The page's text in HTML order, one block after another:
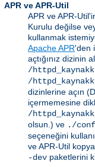
APR ve APR-Util
APR ve APR-
Kurulu değilse
kullanmak
Apache APR'den
açtığınız dizinin
/
/
dizinlerine açın
içermemesine
/
olsun.) ve ./
seçeneğini
ve APR-Util
-dev paketlerini